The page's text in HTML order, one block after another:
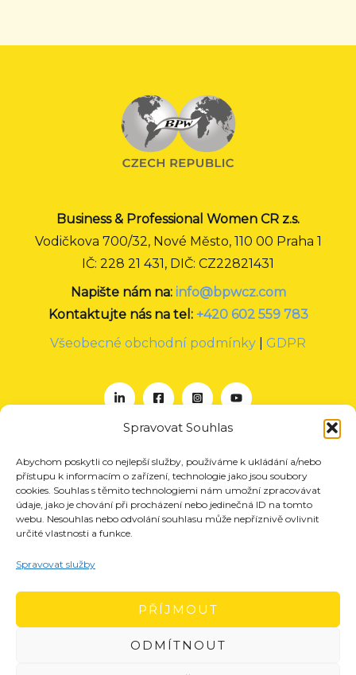
Spravovat Souhlas
Abychom poskytli co nejlepší služby, používáme k ukládání a/nebo
přístupu k informacím o zařízení, technologie jako jsou soubory
cookies. Souhlas s těmito technologiemi nám umožní zpracovávat
údaje, jako je chování při procházení nebo jedinečná ID na tomto
webu. Nesouhlas nebo odvolání souhlasu může nepříznivě ovlivnit
určité vlastnosti a funkce.
Spravovat služby
PŘÍJMOUT
ODMÍTNOUT
Business & Professional Women CR z.s.
Vodičkova 700/32, Nové Město, 110 00 Praha 1
IČ: 228 21 431, DIČ: CZ22821431
Napište nám na: info@bpwcz.com
Kontaktujte nás na tel: +420 602 559 783
Všeobecné obchodní podmínky
GDPR
O nás
Projekty
Členství
Kontakt